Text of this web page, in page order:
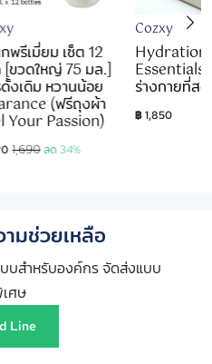
พรีเมี่ยม เซ็ต 12
[ขวดใหญ่ 75 มล.]
งเดิม หวานน้อย
(ฟรีถุงผ้า
Your Passion)
1,690 ลด 34%
Cozxy
Hydration
Essentials
ร่างกายที่ส
฿ 1,850
มช่วยเหลือ
บสำหรับองค์กร จัดส่งแบบ
ศษ
Line